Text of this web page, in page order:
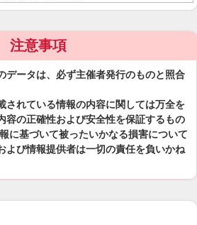
注意事項
データは、必ず主催者発行のものと照合
されている情報の内容に関しては万全を
容の正確性および安全性を保証するもの
に基づいて被ったいかなる損害について
よび情報提供者は一切の責任を負いかね